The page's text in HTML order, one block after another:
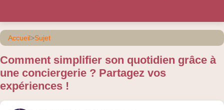
Accueil>Sujet
Comment simplifier son quotidien grâce à
une conciergerie ? Partagez vos
expériences !